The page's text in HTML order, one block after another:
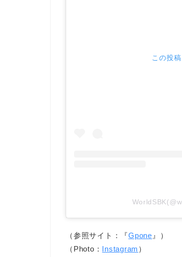
この投
（参照サイト：『Gpone 』）
（Photo： Instagram ）